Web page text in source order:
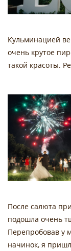
Кульминацией
очень крутое
такой красоты.
После салюта
подошла очень
Перепробовав у
начинок, я